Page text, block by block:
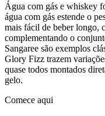
Água com gás e whiskey
água com gás estende o
mais fácil de beber longo,
complementando o
Sangaree são exemplos
Glory Fizz trazem
quase todos montados
gelo.
Comece aqui